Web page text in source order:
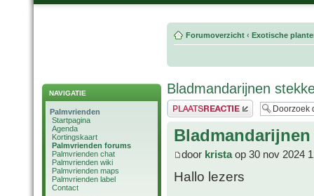
NAVIGATIE
Palmvrienden
Startpagina
Agenda
Kortingskaart
Palmvrienden forums
Palmvrienden chat
Palmvrienden wiki
Palmvrienden maps
Palmvrienden label
Contact
Forumoverzicht ‹ Exotische
Bladmandarijnen
Plaats een reactie
door kristaop 30 nov 2024
Hallo lezers